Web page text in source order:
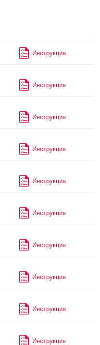
Инструкция
Инструкция
Инструкция
Инструкция
Инструкция
Инструкция
Инструкция
Инструкция
Инструкция
Инструкция